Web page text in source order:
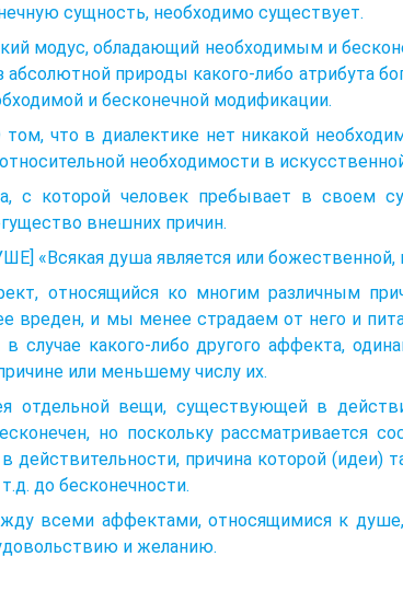
сущность, необходимо существует.
модус, обладающий необходимым и
природы какого-либо атрибута
и бесконечной модификации.
что в диалектике нет никакой
необходимости в
с которой человек пребывает в своем
внешних причин.
«Всякая душа является или божественной,
относящийся ко многим различным
вреден, и мы менее страдаем от него и
случае какого-либо другого аффекта,
или меньшему числу их.
отдельной вещи, существующей в
но поскольку рассматривается
причина которой (идеи)
до бесконечности.
всеми аффектами, относящимися к душе,
и желанию.